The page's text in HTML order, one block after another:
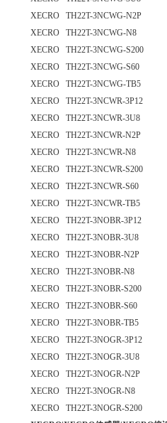
XECRO TH22T-3NCWG-N2P
XECRO TH22T-3NCWG-N8
XECRO TH22T-3NCWG-S200
XECRO TH22T-3NCWG-S60
XECRO TH22T-3NCWG-TB5
XECRO TH22T-3NCWR-3P12
XECRO TH22T-3NCWR-3U8
XECRO TH22T-3NCWR-N2P
XECRO TH22T-3NCWR-N8
XECRO TH22T-3NCWR-S200
XECRO TH22T-3NCWR-S60
XECRO TH22T-3NCWR-TB5
XECRO TH22T-3NOBR-3P12
XECRO TH22T-3NOBR-3U8
XECRO TH22T-3NOBR-N2P
XECRO TH22T-3NOBR-N8
XECRO TH22T-3NOBR-S200
XECRO TH22T-3NOBR-S60
XECRO TH22T-3NOBR-TB5
XECRO TH22T-3NOGR-3P12
XECRO TH22T-3NOGR-3U8
XECRO TH22T-3NOGR-N2P
XECRO TH22T-3NOGR-N8
XECRO TH22T-3NOGR-S200